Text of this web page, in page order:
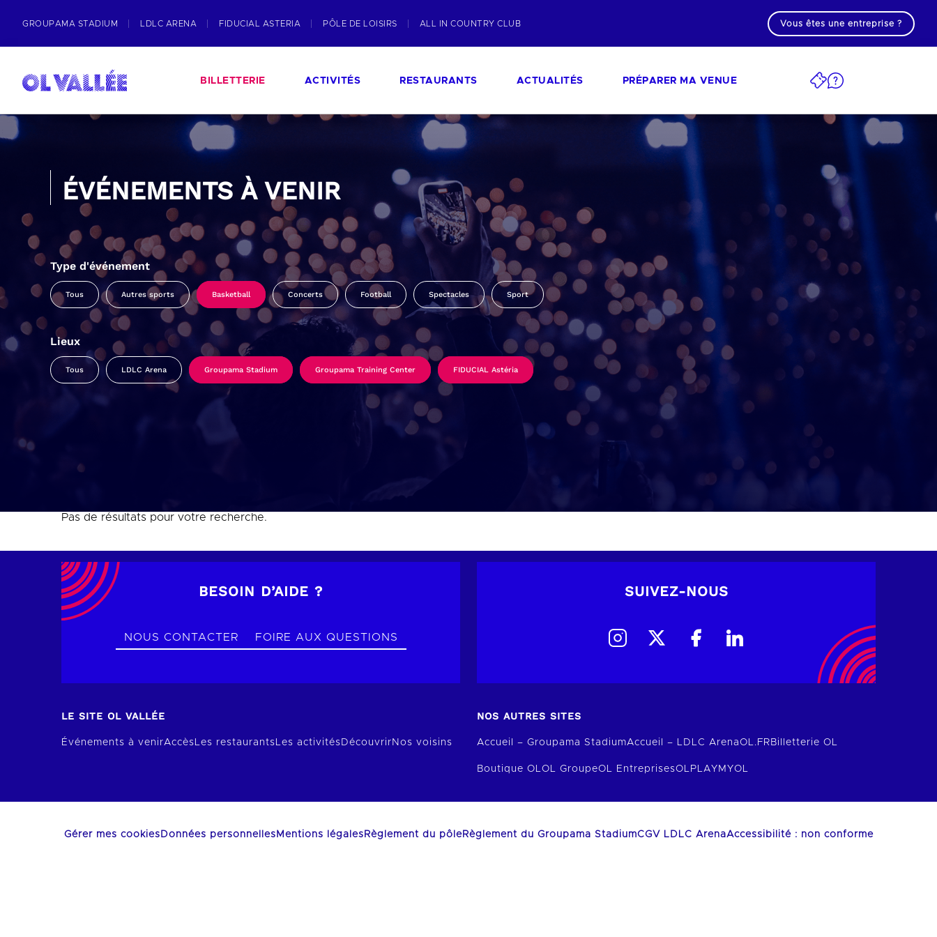
GROUPAMA STADIUM LDLC ARENA FIDUCIAL ASTERIA PÔLE DE LOISIRS ALL IN COUNTRY CLUB Vous êtes une entreprise ?
BILLETTERIE ACTIVITÉS RESTAURANTS ACTUALITÉS PRÉPARER MA VENUE
ÉVÉNEMENTS À VENIR
Type d'événement
Tous Autres sports Basketball Concerts Football Spectacles Sport
Lieux
Tous LDLC Arena Groupama Stadium Groupama Training Center FIDUCIAL Astéria
Pas de résultats pour votre recherche.
BESOIN D’AIDE ?
NOUS CONTACTER FOIRE AUX QUESTIONS
SUIVEZ-NOUS
LE SITE OL VALLÉE
Événements à venirAccèsLes restaurantsLes activités Découvrir Nos voisins
NOS AUTRES SITES
Accueil – Groupama StadiumAccueil – LDLC ArenaOL.FR Billetterie OL
Boutique OLOL GroupeOL EntreprisesOLPLAY MYOL
Gérer mes cookies Données personnelles Mentions légales Règlement du pôleRèglement du Groupama StadiumCGV LDLC ArenaAccessibilité : non conforme